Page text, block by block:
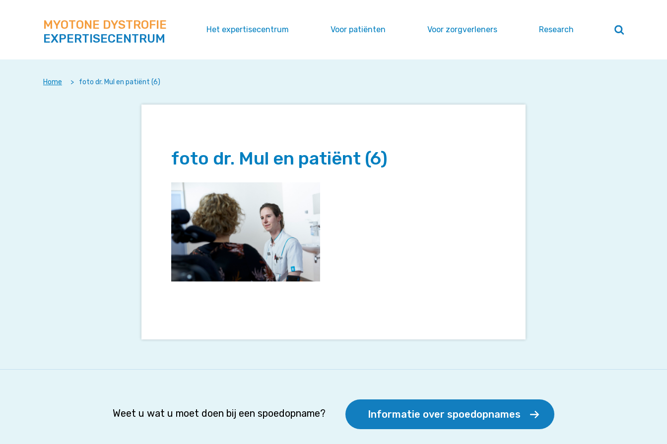
naar
content
deze
site
MYOTONE DYSTROFIE
EXPERTISECENTRUM
Het expertisecentrum Voor patiënten Voor zorgverleners Research Zoeken
sluiten
Home > foto dr. Mul en patiënt (6)
foto dr. Mul en patiënt (6)
Weet u wat u moet doen bij een spoedopname? Informatie over spoedopnames